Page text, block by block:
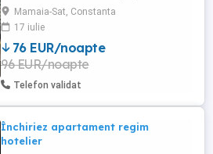
afla la 3 minute de mers pe jos fata de
plaja, in apropiere este plaja Zanzibar,
plaja Oneiro si faleza Alezzi iar la 2 min de
mers pe jos se gaseste Lidl. Apartamentul
se afla la parterul blocului nou construit,
dormitorul ...
Mamaia-Sat, Constanta
17 iulie
76 EUR/noapte
96 EUR/noapte
Telefon validat
Închiriez apartament regim
hotelier